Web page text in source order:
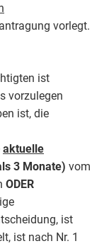
vorlegt.
ist
vorzulegen
ist, die
aktuelle
3 Monate) vom
ODER
ist
ist nach Nr. 1